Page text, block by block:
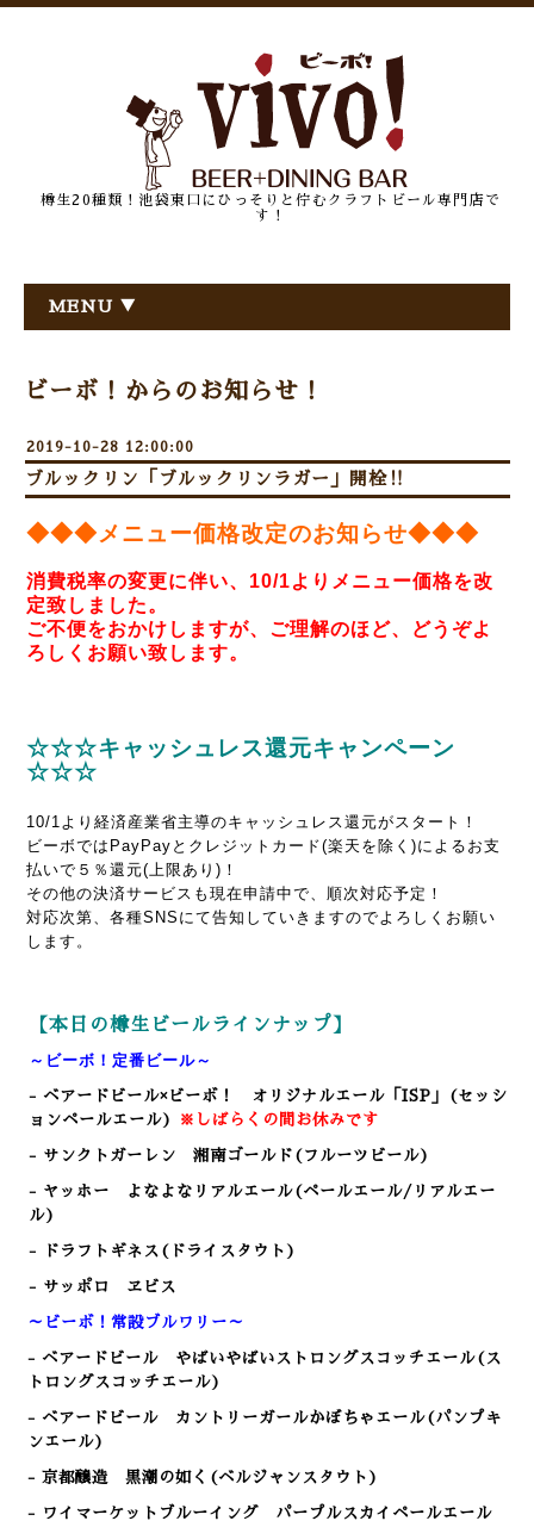
樽生20種類！池袋東口にひっそりと佇むクラフトビール専門店で
す！
MENU ▼
ビーボ！からのお知らせ！
2019-10-28 12:00:00
ブルックリン「ブルックリンラガー」開栓‼
◆◆◆メニュー価格改定のお知らせ◆◆◆
消費税率の変更に伴い、10/1よりメニュー価格を改
定致しました。
ご不便をおかけしますが、ご理解のほど、どうぞよ
ろしくお願い致します。
☆☆☆キャッシュレス還元キャンペーン
☆☆☆
10/1より経済産業省主導のキャッシュレス還元がスタート！
ビーボではPayPayとクレジットカード(楽天を除く)によるお支
払いで５％還元(上限あり) ！
その他の決済サービスも現在申請中で、順次対応予定！
対応次第、各種SNSにて告知していきますのでよろしくお願い
します。
【本日の樽生ビールラインナップ】
～ビーボ！定番ビール～
- ベアードビール×ビーボ！ オリジナルエール「ISP」(セッシ
ョンペールエール)
※しばらくの間お休みです
- サンクトガーレン 湘南ゴールド(フルーツビール)
- ヤッホー よなよなリアルエール(ペールエール/リアルエー
ル)
- ドラフトギネス(ドライスタウト)
- サッポロ ヱビス
～ビーボ！常設ブルワリー～
- ベアードビール やばいやばいストロングスコッチエール(ス
トロングスコッチエール)
- ベアードビール カントリーガールかぼちゃエール(パンプキ
ンエール)
- 京都醸造 黒潮の如く(ベルジャンスタウト)
- ワイマーケットブルーイング パープルスカイペールエール